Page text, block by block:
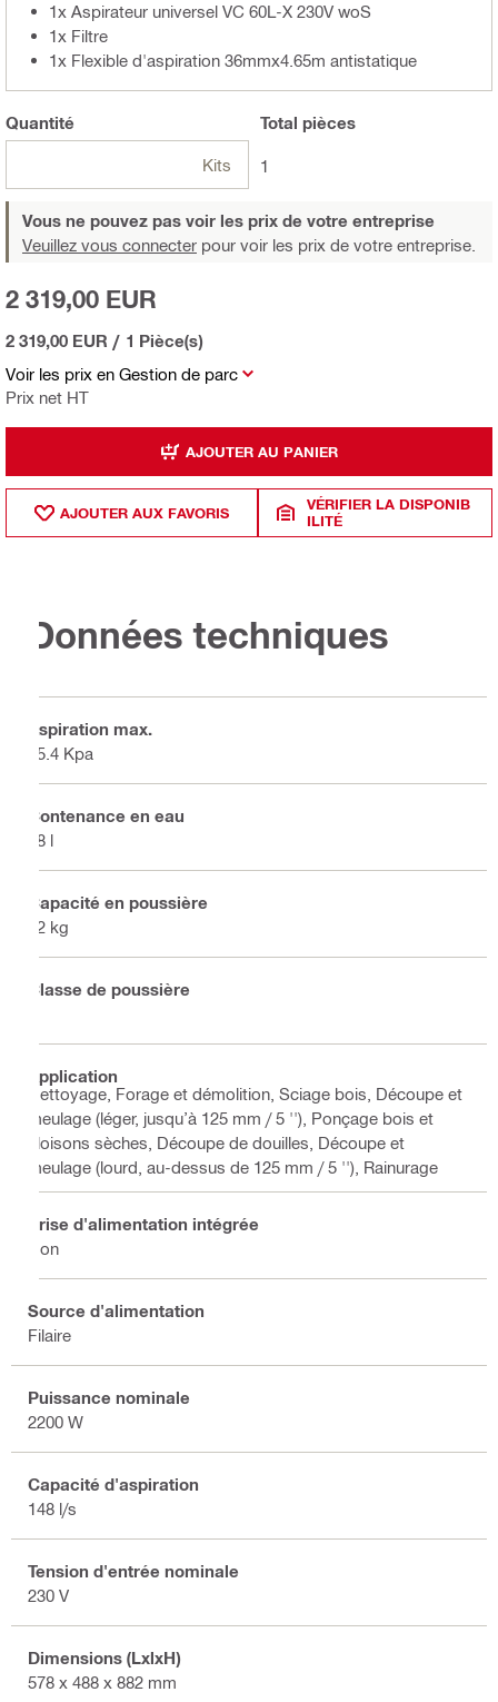
1x Aspirateur universel VC 60L-X 230V woS
1x Filtre
1x Flexible d'aspiration 36mmx4.65m antistatique
Quantité
Kits
Total pièces
1
Vous ne pouvez pas voir les prix de votre entreprise
Veuillez vous connecter pour voir les prix de votre entreprise.
Voir les prix en Gestion de parc
Prix net HT
2 319,00 EUR
2 319,00 EUR / 1 Pièce(s)
AJOUTER AU PANIER
AJOUTER AUX FAVORIS
VÉRIFIER LA DISPONIB
ILITÉ
Données techniques
Aspiration max.
25.4 Kpa
Contenance en eau
48 l
Capacité en poussière
72 kg
Classe de poussière
Application
Nettoyage, Forage et démolition, Sciage bois, Découpe et
meulage (léger, jusqu’à 125 mm / 5 ''), Ponçage bois et
cloisons sèches, Découpe de douilles, Découpe et
meulage (lourd, au-dessus de 125 mm / 5 ''), Rainurage
Prise d'alimentation intégrée
Non
Source d'alimentation
Filaire
Puissance nominale
2200 W
Capacité d'aspiration
148 l/s
Tension d'entrée nominale
230 V
Dimensions (LxlxH)
578 x 488 x 882 mm